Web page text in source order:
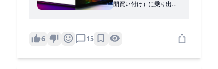
ンTOBの「先」を予
開買い付け）に乗り出す
天を買収したら、アマゾ
6 15